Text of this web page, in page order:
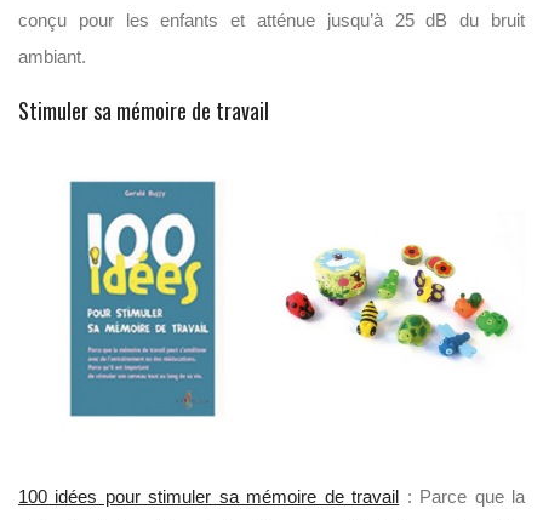
conçu pour les enfants et atténue jusqu’à 25 dB du bruit
ambiant.
Stimuler sa mémoire de travail
100 idées pour stimuler sa mémoire de travail : Parce que la